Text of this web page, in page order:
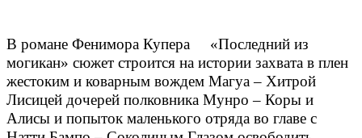
В романе Фенимора Купера «Последний из
могикан» сюжет строится на истории захвата в плен
жестоким и коварным вождем Магуа – Хитрой
Лисицей дочерей полковника Мунро – Коры и
Алисы и попыток маленького отряда во главе с